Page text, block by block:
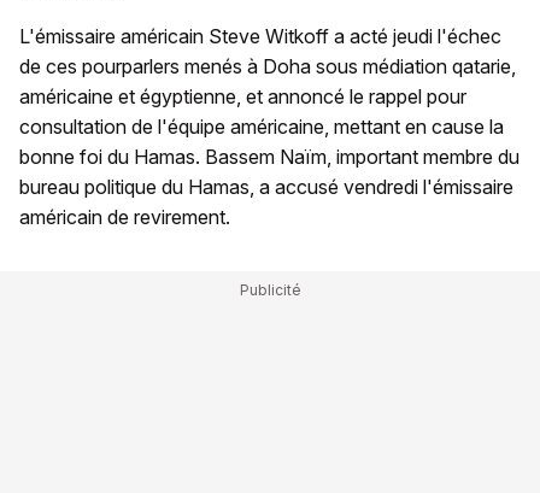
L'émissaire américain Steve Witkoff a acté jeudi l'échec
de ces pourparlers menés à Doha sous médiation qatarie,
américaine et égyptienne, et annoncé le rappel pour
consultation de l'équipe américaine, mettant en cause la
bonne foi du Hamas. Bassem Naïm, important membre du
bureau politique du Hamas, a accusé vendredi l'émissaire
américain de revirement.